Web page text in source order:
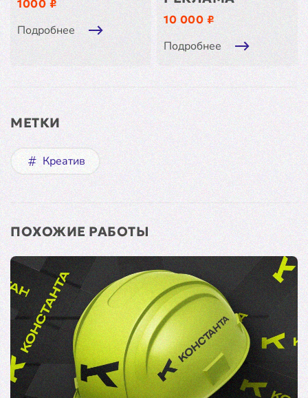
1000 ₽
Подробнее
10 000 ₽
Подробнее
МЕТКИ
Креатив
ПОХОЖИЕ РАБОТЫ